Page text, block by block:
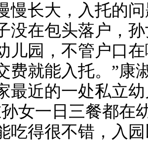
长大，入托的问
没在包头落户，
儿园，不管户口
费就能入托。”康
最近的一处私立
一日三餐都在
吃得很不错，入